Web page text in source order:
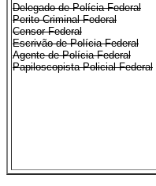
Delegado de Polícia Federal
Perito Criminal Federal
Censor Federal
Escrivão de Polícia Federal
Agente de Polícia Federal
Papiloscopista Policial Federal